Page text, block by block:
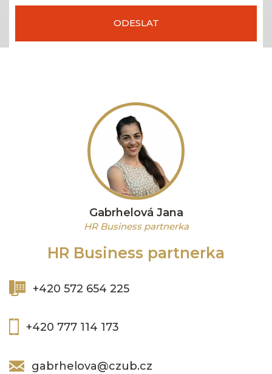
HR Business partnerka
+420 572 654 225
+420 777 114 173
gabrhelova@czub.cz
Gabrhelová Jana
HR Business partnerka